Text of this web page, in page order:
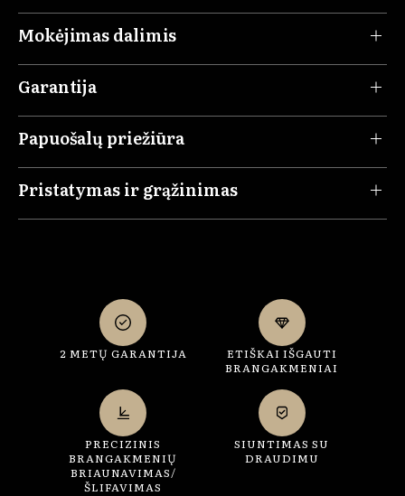
Mokėjimas dalimis
Garantija
Papuošalų priežiūra
Pristatymas ir grąžinimas
2 METŲ GARANTIJA
ETIŠKAI IŠGAUTI
BRANGAKMENIAI
PRECIZINIS
BRANGAKMENIŲ
BRIAUNAVIMAS/
ŠLIFAVIMAS
SIUNTIMAS SU
DRAUDIMU